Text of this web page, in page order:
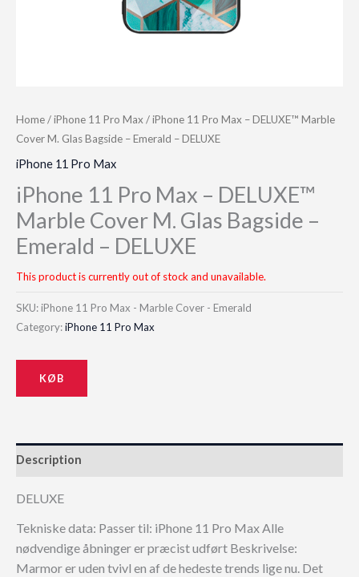
Home/iPhone 11 Pro Max / iPhone 11 Pro Max – DELUXE™ Marble
Cover M. Glas Bagside – Emerald – DELUXE
iPhone 11 Pro Max
iPhone 11 Pro Max – DELUXE™
Marble Cover M. Glas Bagside –
Emerald – DELUXE
This product is currently out of stock and unavailable.
SKU: iPhone 11 Pro Max - Marble Cover - Emerald
Category:iPhone 11 Pro Max
KØB
Description
DELUXE
Tekniske data: Passer til: iPhone 11 Pro Max Alle
nødvendige åbninger er præcist udført Beskrivelse:
Marmor er uden tvivl en af de hedeste trends lige nu. Det